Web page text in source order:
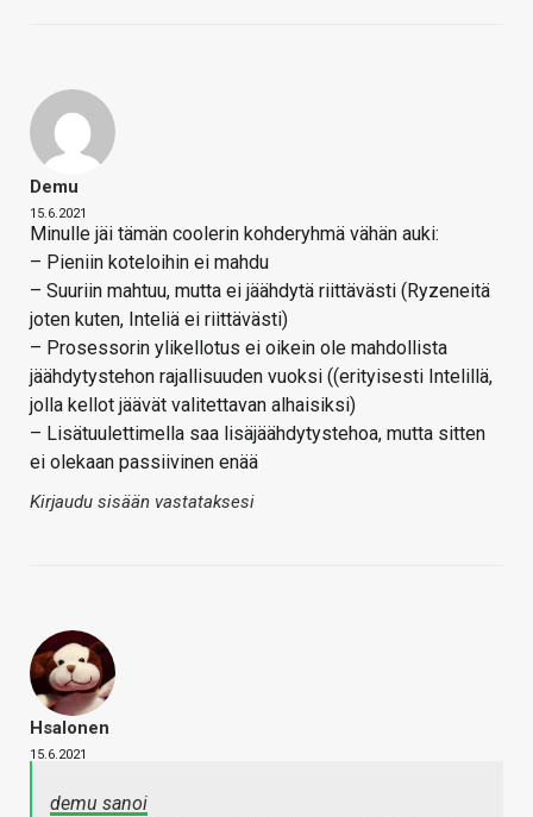
Demu
15.6.2021
Minulle jäi tämän coolerin kohderyhmä vähän auki:
– Pieniin koteloihin ei mahdu
– Suuriin mahtuu, mutta ei jäähdytä riittävästi (Ryzeneitä
joten kuten, Inteliä ei riittävästi)
– Prosessorin ylikellotus ei oikein ole mahdollista
jäähdytystehon rajallisuuden vuoksi ((erityisesti Intelillä,
jolla kellot jäävät valitettavan alhaisiksi)
– Lisätuulettimella saa lisäjäähdytystehoa, mutta sitten
ei olekaan passiivinen enää
Kirjaudu sisään vastataksesi
Hsalonen
15.6.2021
demu sanoi